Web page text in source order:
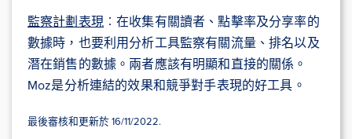
監察計劃表現︰在收集有關讀者、點擊率及分享率的
數據時，也要利用分析工具監察有關流量、排名以及
潛在銷售的數據。兩者應該有明顯和直接的關係。
Moz是分析連結的效果和競爭對手表現的好工具。
最後審核和更新於 16/11/2022.